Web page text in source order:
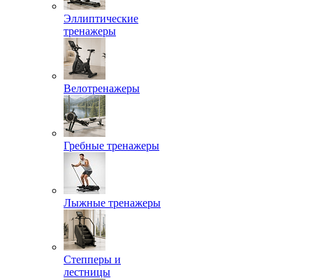
Эллиптические
тренажеры
Велотренажеры
Гребные тренажеры
Лыжные тренажеры
Степперы и
лестницы